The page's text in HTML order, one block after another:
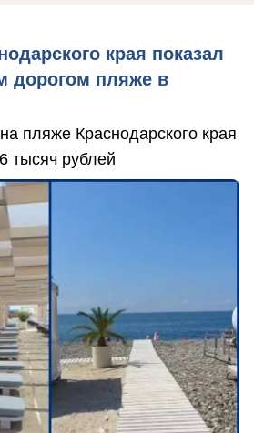
края показал
дорогом пляже в
пляже Краснодарского края
тысяч рублей